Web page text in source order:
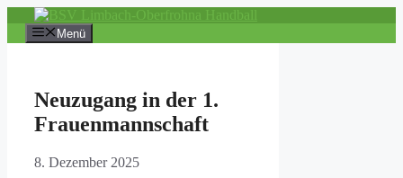
Inhalt
springen
Menü
Neuzugang in der 1.
Frauenmannschaft
8. Dezember 2025